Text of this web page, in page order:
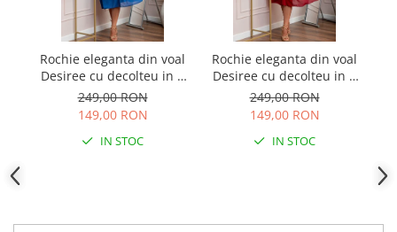
Rochie eleganta din voal
Desiree cu decolteu in V
si curea - Albastru regal
249,00 RON
149,00 RON
IN STOC
Rochie eleganta din voal
Desiree cu decolteu in V
si curea - Grena
249,00 RON
149,00 RON
IN STOC